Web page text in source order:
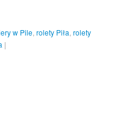
w Pile rolety Piła rolety
|